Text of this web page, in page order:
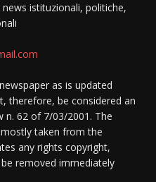
istituzionali, politiche,
as is updated
therefore, be considered an
n. 62 of 7/03/2001. The
taken from the
any rights copyright,
removed immediately